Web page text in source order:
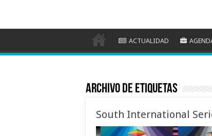
ACTUALIDAD
Archivo de etiquetas
South International